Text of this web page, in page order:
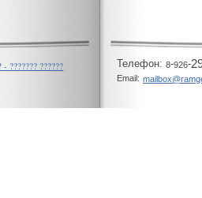
Телeфон: 8-926-
Email: